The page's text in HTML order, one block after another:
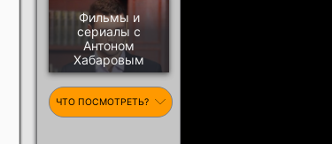
Фильмы и
сериалы с
Антоном
Хабаровым
ЧТО ПОСМОТРЕТЬ?